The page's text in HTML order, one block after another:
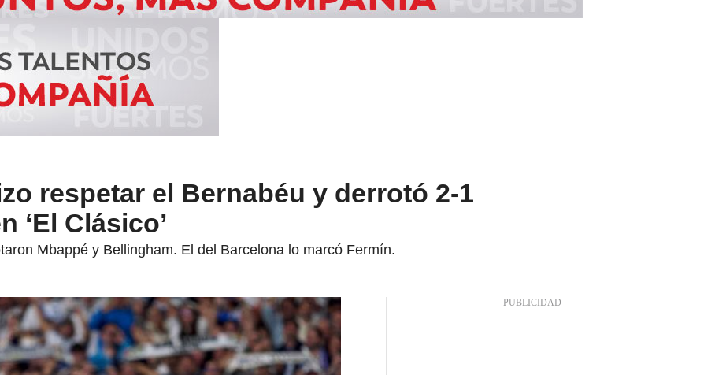
respetar el Bernabéu y derrotó 2-1
‘El Clásico’
Mbappé y Bellingham. El del Barcelona lo marcó Fermín.